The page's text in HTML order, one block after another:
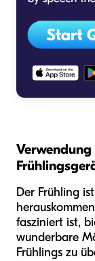
Verwendung
Der Frühling
fasziniert ist,
wunderbare
Frühlings zu